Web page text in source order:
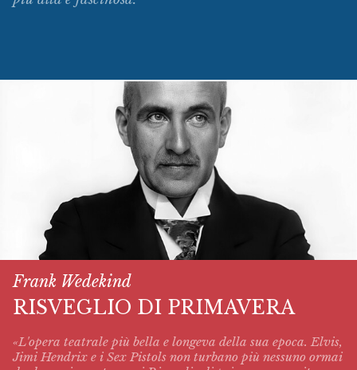
Frank Wedekind
RISVEGLIO DI PRIMAVERA
«L'opera teatrale più bella e longeva della sua epoca. Elvis,
Jimi Hendrix e i Sex Pistols non turbano più nessuno ormai